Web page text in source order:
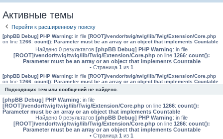
к
Активные темы
Перейти к расширенному поиску
[phpBB Debug] PHP Warning: in file [ROOT]/vendor/twig/twig/lib/Twig/Extension/Core.php
on line 1266: count(): Parameter must be an array or an object that implements Countable
Найдено 0 результатов [phpBB Debug] PHP Warning: in file
[ROOT]/vendor/twig/twig/lib/Twig/Extension/Core.phpon line 1266: count():
Parameter must be an array or an object that implements Countable
• Страница 1 из 1
[phpBB Debug] PHP Warning: in file [ROOT]/vendor/twig/twig/lib/Twig/Extension/Core.php
on line 1266: count(): Parameter must be an array or an object that implements Countable
Подходящих тем или сообщений не найдено.
[phpBB Debug] PHP Warning: in file
[ROOT]/vendor/twig/twig/lib/Twig/Extension/Core.php on line 1266: count():
Parameter must be an array or an object that implements Countable
Найдено 0 результатов [phpBB Debug] PHP Warning: in file
[ROOT]/vendor/twig/twig/lib/Twig/Extension/Core.phpon line 1266: count():
Parameter must be an array or an object that implements Countable
• Страница 1 из 1